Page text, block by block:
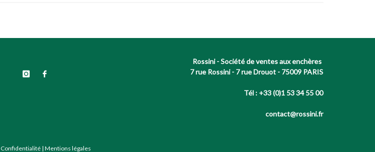
Rossini - Société de ventes aux enchères
7 rue Rossini - 7 rue Drouot - 75009 PARIS
Tél : +33 (0)1 53 34 55 00
contact@rossini.fr
Confidentialité | Mentions légales